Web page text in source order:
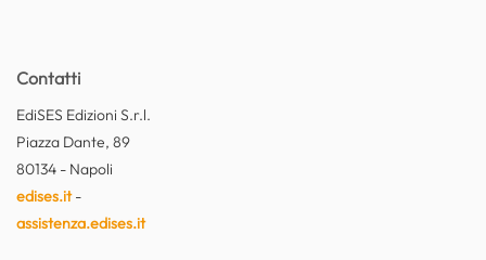
Contatti
EdiSES Edizioni S.r.l.
Piazza Dante, 89
80134 - Napoli
edises.it-
assistenza.edises.it